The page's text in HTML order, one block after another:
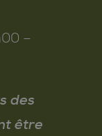
–
des
être